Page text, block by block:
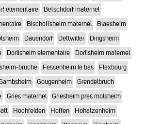
elementaire
Betschdorf maternel
Bischoffsheim maternel
Blaesheim
Dauendorf Dettwiller
Dingsheim
Dorlisheim elementaire
Dorlisheim maternel
bruche Fessenheim le bas
Flexbourg
Gougenheim
Grendelbruch
Gries maternel
Griesheim pres molsheim
Hochfelden Hoffen
Hohatzenheim